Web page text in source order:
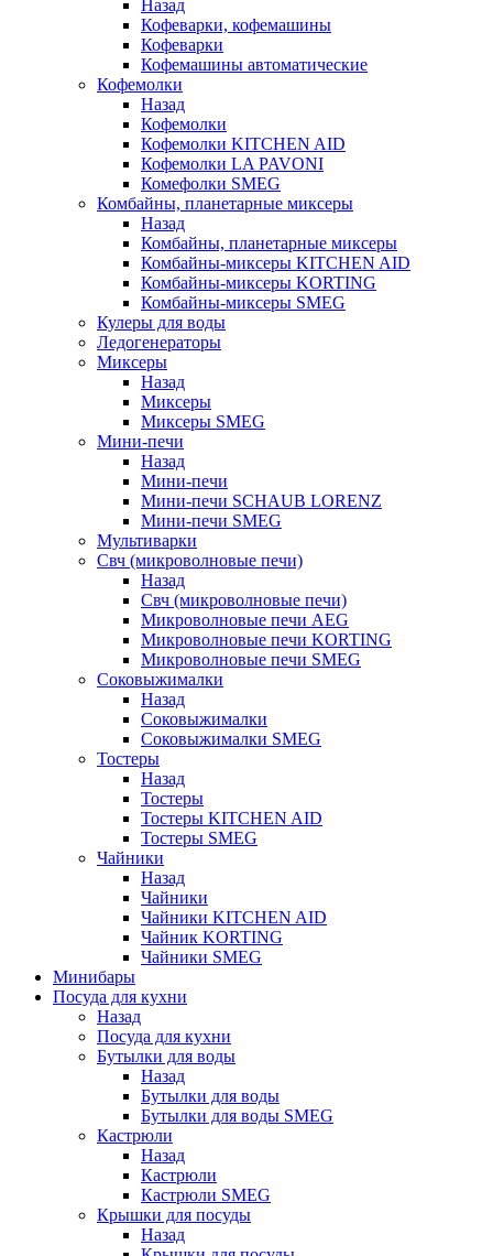
Назад
Кофеварки, кофемашины
Кофеварки
Кофемашины автоматические
Кофемолки
Назад
Кофемолки
Кофемолки KITCHEN AID
Кофемолки LA PAVONI
Комефолки SMEG
Комбайны, планетарные миксеры
Назад
Комбайны, планетарные миксеры
Комбайны-миксеры KITCHEN AID
Комбайны-миксеры KORTING
Комбайны-миксеры SMEG
Кулеры для воды
Ледогенераторы
Миксеры
Назад
Миксеры
Миксеры SMEG
Мини-печи
Назад
Мини-печи
Мини-печи SCHAUB LORENZ
Мини-печи SMEG
Мультиварки
Свч (микроволновые печи)
Назад
Свч (микроволновые печи)
Микроволновые печи AEG
Микроволновые печи KORTING
Микроволновые печи SMEG
Соковыжималки
Назад
Соковыжималки
Соковыжималки SMEG
Тостеры
Назад
Тостеры
Тостеры KITCHEN AID
Тостеры SMEG
Чайники
Назад
Чайники
Чайники KITCHEN AID
Чайник KORTING
Чайники SMEG
Минибары
Посуда для кухни
Назад
Посуда для кухни
Бутылки для воды
Назад
Бутылки для воды
Бутылки для воды SMEG
Кастрюли
Назад
Кастрюли
Кастрюли SMEG
Крышки для посуды
Назад